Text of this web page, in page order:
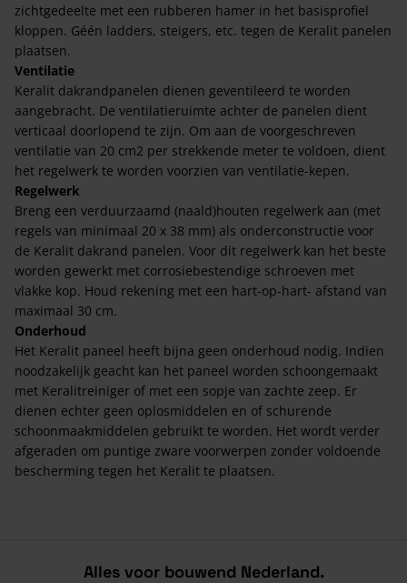
zichtgedeelte met een rubberen hamer in het basisprofiel
kloppen. Géén ladders, steigers, etc. tegen de Keralit panelen
plaatsen.
Ventilatie
Keralit dakrandpanelen dienen geventileerd te worden
aangebracht. De ventilatieruimte achter de panelen dient
verticaal doorlopend te zijn. Om aan de voorgeschreven
ventilatie van 20 cm2 per strekkende meter te voldoen, dient
het regelwerk te worden voorzien van ventilatie-kepen.
Regelwerk
Breng een verduurzaamd (naald)houten regelwerk aan (met
regels van minimaal 20 x 38 mm) als onderconstructie voor
de Keralit dakrand panelen. Voor dit regelwerk kan het beste
worden gewerkt met corrosiebestendige schroeven met
vlakke kop. Houd rekening met een hart-op-hart- afstand van
maximaal 30 cm.
Onderhoud
Het Keralit paneel heeft bijna geen onderhoud nodig. Indien
noodzakelijk geacht kan het paneel worden schoongemaakt
met Keralitreiniger of met een sopje van zachte zeep. Er
dienen echter geen oplosmiddelen en of schurende
schoonmaakmiddelen gebruikt te worden. Het wordt verder
afgeraden om puntige zware voorwerpen zonder voldoende
bescherming tegen het Keralit te plaatsen.
Alles voor bouwend Nederland.